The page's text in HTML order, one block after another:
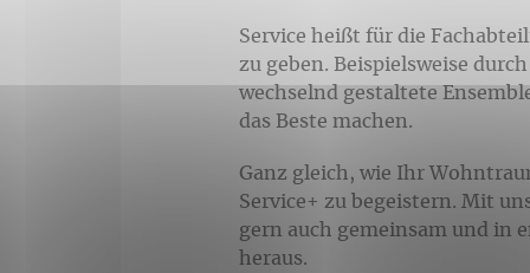
Service heißt für die
zu geben. Beispielsweise
wechselnd gestaltete
das Beste machen.
Ganz gleich, wie Ihr
Service+ zu begeistern. Mit
gern auch gemeinsam und in
heraus.